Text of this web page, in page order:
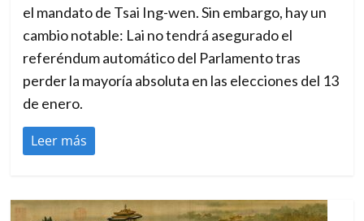
el mandato de Tsai Ing-wen. Sin embargo, hay un
cambio notable: Lai no tendrá asegurado el
referéndum automático del Parlamento tras
perder la mayoría absoluta en las elecciones del 13
de enero.
Leer más